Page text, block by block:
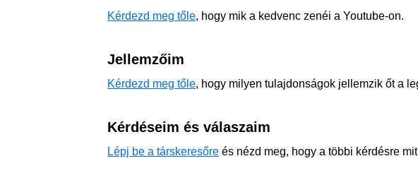
Kérdezd meg tőle, hogy mik a kedvenc zenéi a Youtube-on.
Jellemzőim
Kérdezd meg tőle, hogy milyen tulajdonságok jellemzik őt a
Kérdéseim és válaszaim
Lépj be a társkeresőre és nézd meg, hogy a többi kérdésre